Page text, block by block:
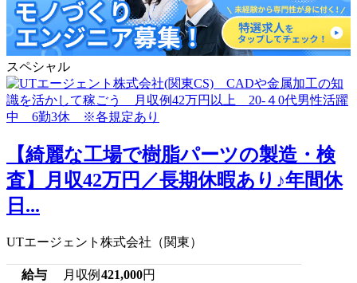
スペシャル
【綺麗な工場で樹脂パーツの製造・検
査】月収42万円／長期休暇あり♪年間休
日...
UTエージェント株式会社（関東）
給与 月収例 421,000円